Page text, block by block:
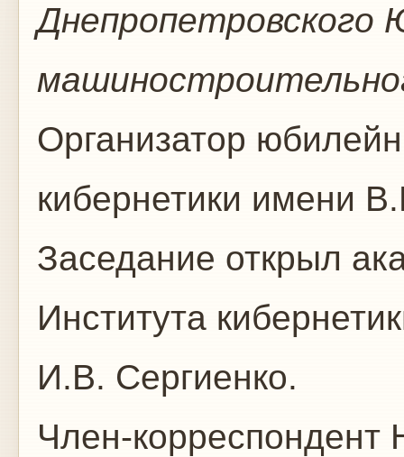
Днепропетровского
Организатор
кибернетики имени
Заседание открыл
Института
И.В. Сергиенко.
Член-